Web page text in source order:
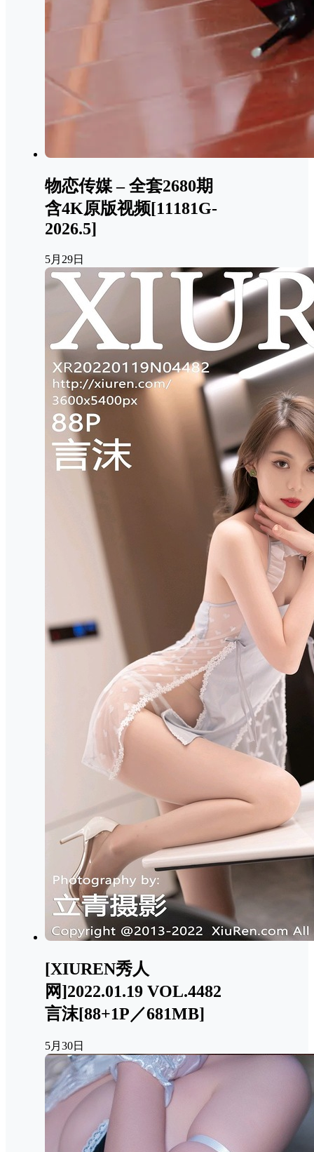
物恋传媒 – 全套2680期
含4K原版视频[11181G-
2026.5]
5月29日
[XIUREN秀人
网]2022.01.19 VOL.4482
言沫[88+1P／681MB]
5月30日